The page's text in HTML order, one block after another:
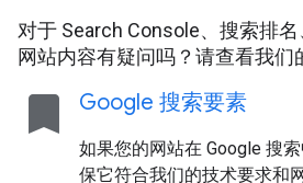
对于 Search Console、搜索排
网站内容有疑问吗？请查看我们
bookmark Google 搜索要素
如果您的网站在 Google 搜
保它符合我们的技术要求和